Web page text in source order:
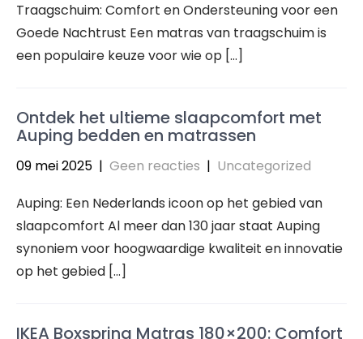
Traagschuim: Comfort en Ondersteuning voor een
Goede Nachtrust Een matras van traagschuim is
een populaire keuze voor wie op […]
Ontdek het ultieme slaapcomfort met
Auping bedden en matrassen
09 mei 2025 | Geen reacties | Uncategorized
Auping: Een Nederlands icoon op het gebied van
slaapcomfort Al meer dan 130 jaar staat Auping
synoniem voor hoogwaardige kwaliteit en innovatie
op het gebied […]
IKEA Boxspring Matras 180×200: Comfort